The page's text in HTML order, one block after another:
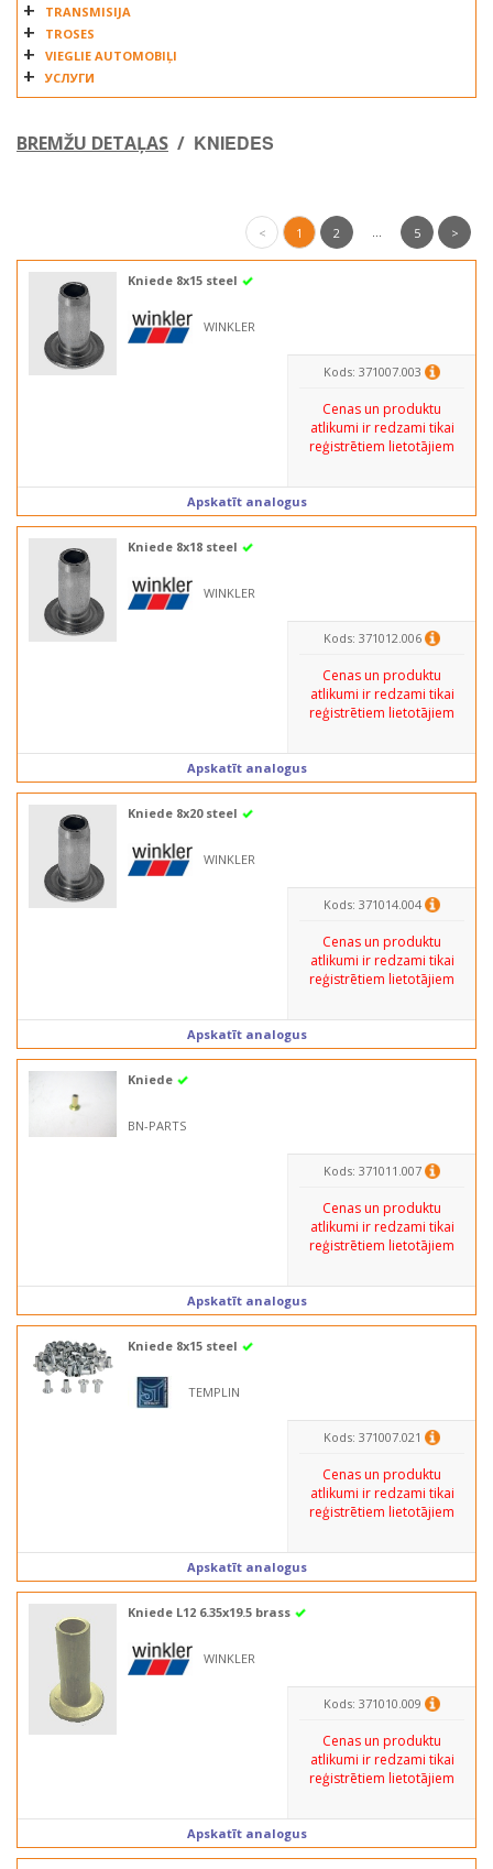
TRANSMISIJA
TROSES
VIEGLIE AUTOMOBIĻI
УСЛУГИ
BREMŽU DETAĻAS / KNIEDES
< 1 2 ... 5 >
Kniede 8x15 steel
WINKLER
Kods: 371007.003
Cenas un produktu
atlikumi ir redzami tikai
reģistrētiem lietotājiem
Apskatīt analogus
Kniede 8x18 steel
WINKLER
Kods: 371012.006
Cenas un produktu
atlikumi ir redzami tikai
reģistrētiem lietotājiem
Apskatīt analogus
Kniede 8x20 steel
WINKLER
Kods: 371014.004
Cenas un produktu
atlikumi ir redzami tikai
reģistrētiem lietotājiem
Apskatīt analogus
Kniede
BN-PARTS
Kods: 371011.007
Cenas un produktu
atlikumi ir redzami tikai
reģistrētiem lietotājiem
Apskatīt analogus
Kniede 8x15 steel
TEMPLIN
Kods: 371007.021
Cenas un produktu
atlikumi ir redzami tikai
reģistrētiem lietotājiem
Apskatīt analogus
Kniede L12 6.35x19.5 brass
WINKLER
Kods: 371010.009
Cenas un produktu
atlikumi ir redzami tikai
reģistrētiem lietotājiem
Apskatīt analogus